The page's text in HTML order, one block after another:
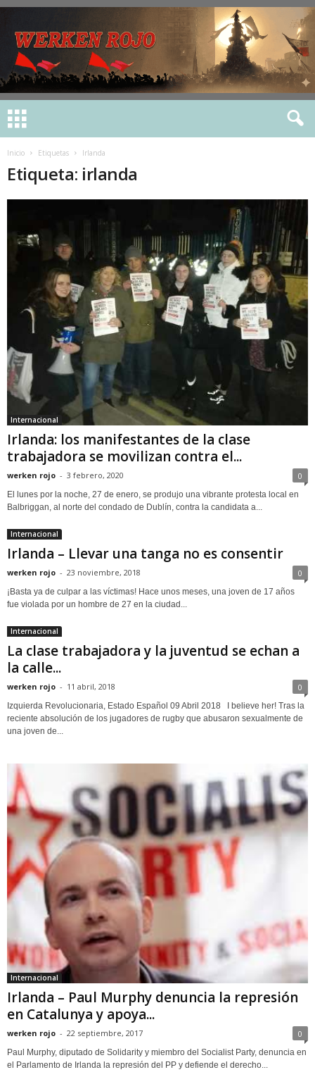
Inicio Etiquetas Irlanda
Etiqueta: irlanda
Internacional
Irlanda: los manifestantes de la clase
trabajadora se movilizan contra el...
werken rojo - 3 febrero, 2020 0
El lunes por la noche, 27 de enero, se produjo una vibrante protesta local en
Balbriggan, al norte del condado de Dublín, contra la candidata a...
Internacional
Irlanda – Llevar una tanga no es consentir
werken rojo - 23 noviembre, 2018 0
¡Basta ya de culpar a las víctimas! Hace unos meses, una joven de 17 años
fue violada por un hombre de 27 en la ciudad...
Internacional
La clase trabajadora y la juventud se echan a
la calle...
werken rojo - 11 abril, 2018 0
Izquierda Revolucionaria, Estado Español 09 Abril 2018 I believe her! Tras la
reciente absolución de los jugadores de rugby que abusaron sexualmente de
una joven de...
Internacional
Irlanda – Paul Murphy denuncia la represión
en Catalunya y apoya...
werken rojo - 22 septiembre, 2017 0
Paul Murphy, diputado de Solidarity y miembro del Socialist Party, denuncia en
el Parlamento de Irlanda la represión del PP y defiende el derecho...